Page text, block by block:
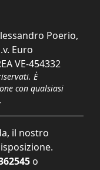
Poerio,
Euro
VE-454332
È
con qualsiasi
il nostro
o